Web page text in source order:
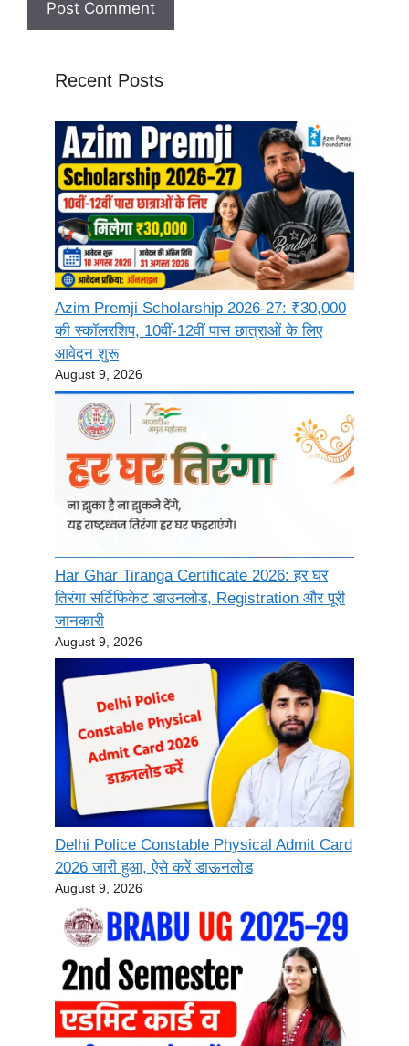
Recent Posts
Azim Premji Scholarship 2026-27: ₹30,000
की स्कॉलरशिप, 10वीं-12वीं पास छात्राओं के लिए
आवेदन शुरू
August 9, 2026
Har Ghar Tiranga Certificate 2026: हर घर
तिरंगा सर्टिफिकेट डाउनलोड, Registration और पूरी
जानकारी
August 9, 2026
Delhi Police Constable Physical Admit Card
2026 जारी हुआ, ऐसे करें डाऊनलोड
August 9, 2026